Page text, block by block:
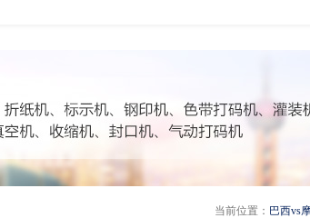
当前位置： 巴西vs